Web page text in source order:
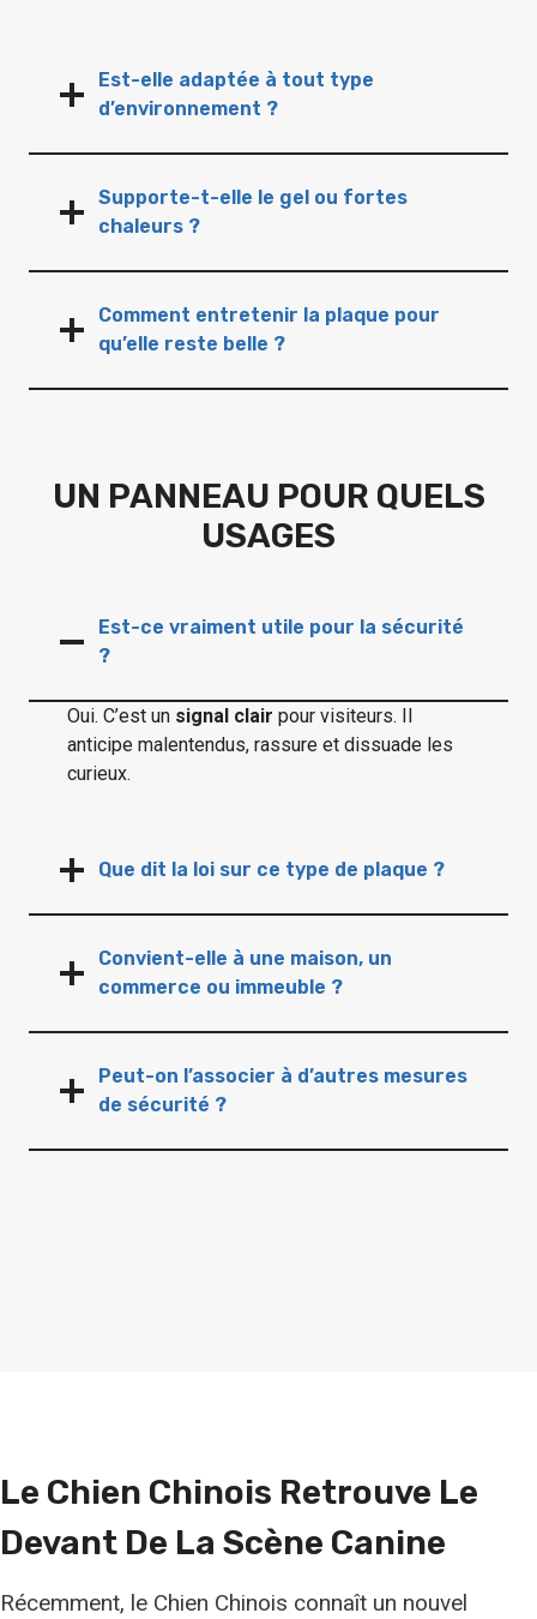
Est-elle adaptée à tout type
d’environnement ?
Supporte-t-elle le gel ou fortes
chaleurs ?
Comment entretenir la plaque pour
qu’elle reste belle ?
UN PANNEAU POUR QUELS
USAGES
Est-ce vraiment utile pour la sécurité
?
Oui. C’est un signal clair pour visiteurs. Il
anticipe malentendus, rassure et dissuade les
curieux.
Que dit la loi sur ce type de plaque ?
Convient-elle à une maison, un
commerce ou immeuble ?
Peut-on l’associer à d’autres mesures
de sécurité ?
Le Chien Chinois Retrouve Le
Devant De La Scène Canine
Récemment, le Chien Chinois connaît un nouvel